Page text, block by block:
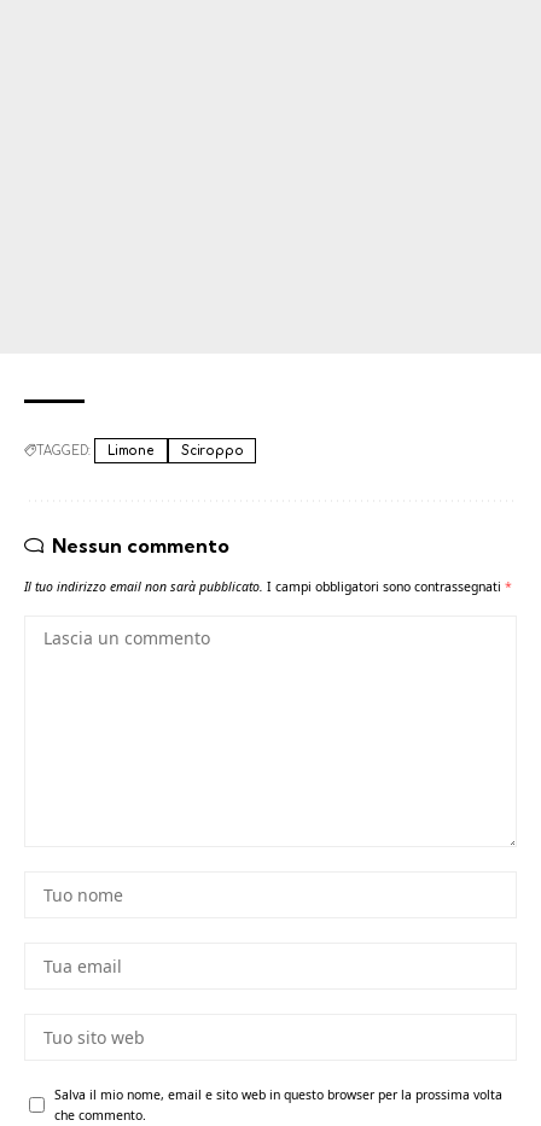
TAGGED: Limone Sciroppo
Nessun commento
Il tuo indirizzo email non sarà pubblicato. I campi obbligatori sono contrassegnati *
Salva il mio nome, email e sito web in questo browser per la prossima volta
che commento.